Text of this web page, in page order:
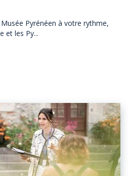
Pyrénéen à votre rythme,
et les Py...